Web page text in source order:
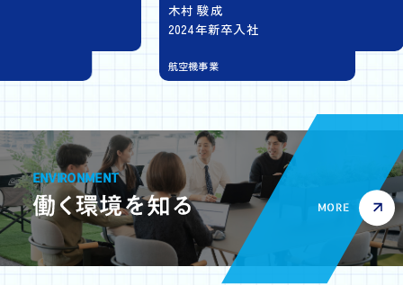
木村 駿成
2024年新卒入社
航空機事業
ENVIRONMENT
MORE